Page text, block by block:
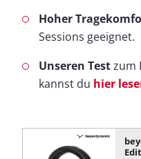
Hoher
Sessions geeignet.
Unseren Testzum
kannst du hier